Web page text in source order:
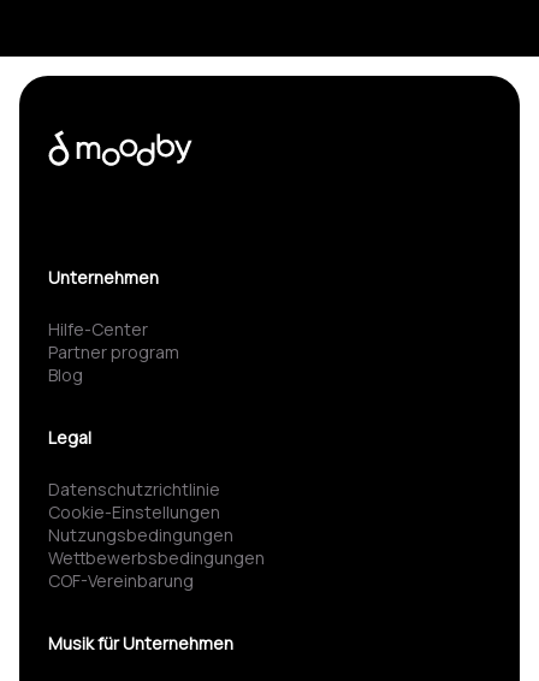
Unternehmen
Hilfe-Center
Partner program
Blog
Legal
Datenschutzrichtlinie
Cookie-Einstellungen
Nutzungsbedingungen
Wettbewerbsbedingungen
COF-Vereinbarung
Musik für Unternehmen